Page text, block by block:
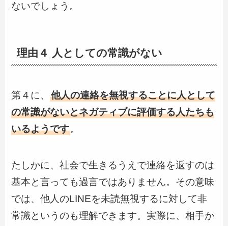
ないでしょう。
理由４ 人としての常識がない
第４に、他人の連絡を無視することに人として
の常識がないとネガティブに評価する人たちも
いるようです。
たしかに、社会で生きるうえで連絡を返すのは
基本と言っても過言ではありません。その意味
では、他人のLINEを未読無視するに対して非
常識というのも理解できます。実際に、相手か